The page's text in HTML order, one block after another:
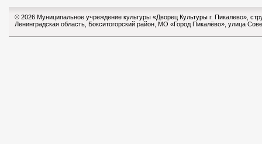
© 2026 Муниципальное учреждение культуры «Дворец Культуры г. Пикалево»,
Ленинградская область, Бокситогорский район, МО «Город Пикалёво», улица